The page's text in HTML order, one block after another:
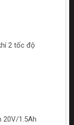
2 tốc độ
20V/1.5Ah